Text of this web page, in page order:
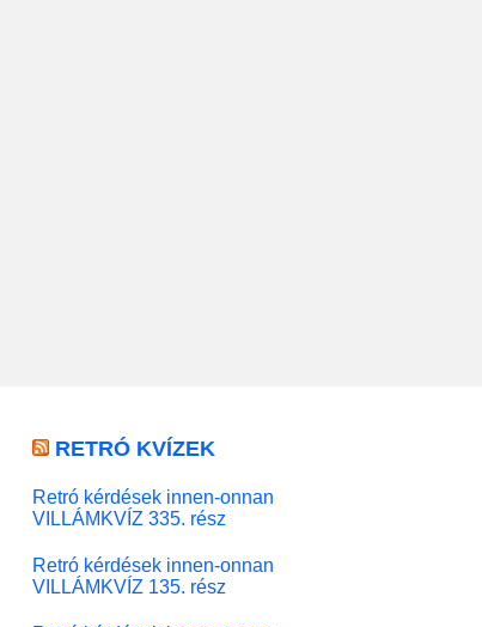
RETRÓ KVÍZEK
Retró kérdések innen-onnan
VILLÁMKVÍZ 335. rész
Retró kérdések innen-onnan
VILLÁMKVÍZ 135. rész